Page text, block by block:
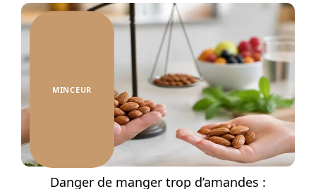
MINCEUR
Danger de manger trop d’amandes :